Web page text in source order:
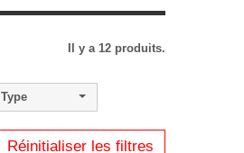
Il y a 12 produits.
Type
Réinitialiser les filtres